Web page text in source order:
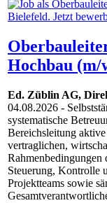
Hochbau (m/
Ed. Züblin AG,
04.08.2026 -
systematische
Bereichsleitung
vertraglichen,
Rahmenbedingungen
Steuerung, Kontrolle
Projektteams sowie